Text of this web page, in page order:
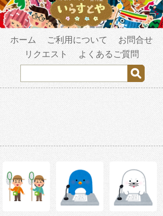
ホーム ご利用について
お問合せ
リクエスト
よくあるご質問